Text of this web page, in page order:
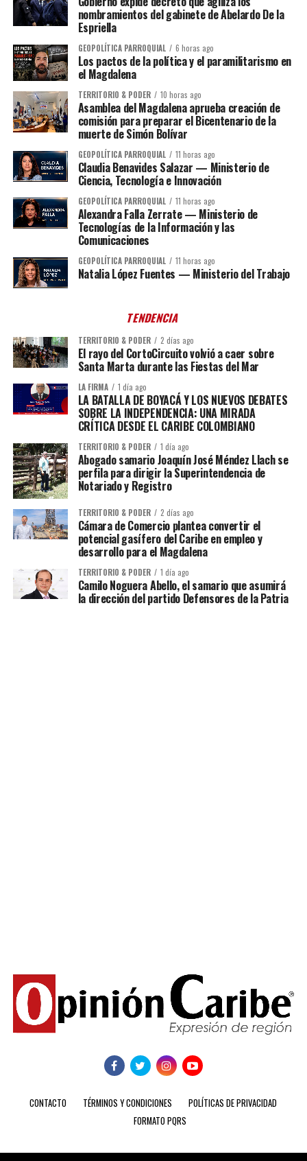
nombramientos del gabinete de Abelardo De la
Espriella
GEOPOLÍTICA PARROQUIAL 6 horas ago
Los pactos de la política y el paramilitarismo en
el Magdalena
TERRITORIO & PODER 10 horas ago
Asamblea del Magdalena aprueba creación de
comisión para preparar el Bicentenario de la
muerte de Simón Bolívar
GEOPOLÍTICA PARROQUIAL 11 horas ago
Claudia Benavides Salazar — Ministerio de
Ciencia, Tecnología e Innovación
GEOPOLÍTICA PARROQUIAL 11 horas ago
Alexandra Falla Zerrate — Ministerio de
Tecnologías de la Información y las
Comunicaciones
GEOPOLÍTICA PARROQUIAL 11 horas ago
Natalia López Fuentes — Ministerio del Trabajo
TENDENCIA
TERRITORIO & PODER 2 días ago
El rayo del CortoCircuito volvió a caer sobre
Santa Marta durante las Fiestas del Mar
LA FIRMA 1 día ago
LA BATALLA DE BOYACÁ Y LOS NUEVOS DEBATES
SOBRE LA INDEPENDENCIA: UNA MIRADA
CRÍTICA DESDE EL CARIBE COLOMBIANO
TERRITORIO & PODER 1 día ago
Abogado samario Joaquín José Méndez Llach se
perfila para dirigir la Superintendencia de
Notariado y Registro
TERRITORIO & PODER 2 días ago
Cámara de Comercio plantea convertir el
potencial gasífero del Caribe en empleo y
desarrollo para el Magdalena
TERRITORIO & PODER 1 día ago
Camilo Noguera Abello, el samario que asumirá
la dirección del partido Defensores de la Patria
CONTACTO TÉRMINOS Y CONDICIONES
POLÍTICAS DE PRIVACIDAD
FORMATO PQRS